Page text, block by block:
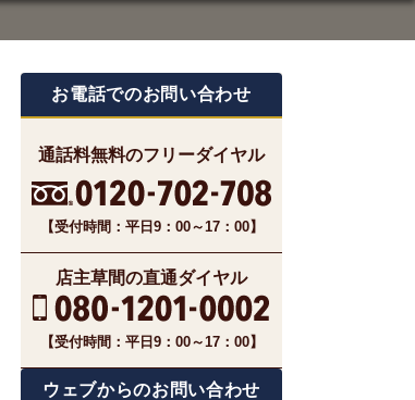
お電話でのお問い合わせ
通話料無料のフリーダイヤル
【受付時間：平日9：00～17：00】
店主草間の直通ダイヤル
【受付時間：平日9：00～17：00】
ウェブからのお問い合わせ